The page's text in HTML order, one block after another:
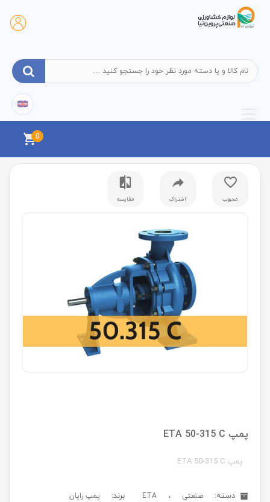
0
محبوب اشتراک مقایسه
پمپ ETA 50-315 C
پمپ ETA 50-315 C
دسته: صنعتی ، ETA برند: پمپ رایان